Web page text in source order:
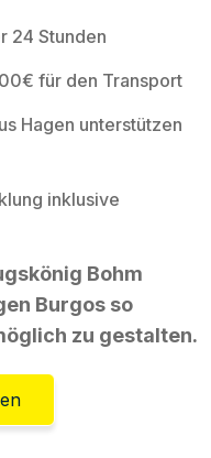
24 Stunden
für den Transport
Hagen unterstützen
inklusive
Bohm
Burgos so
zu gestalten.